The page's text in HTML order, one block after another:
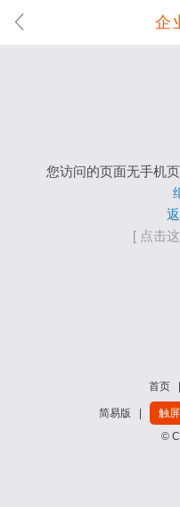
企
您访问的页面无手机
[ 点击
首页
简易版 触
©